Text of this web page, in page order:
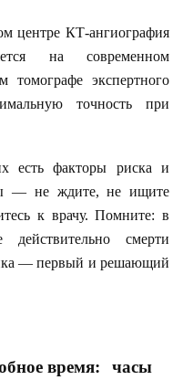
центре КТ-ангиография
на современном
томографе экспертного
точность при
есть факторы риска и
— не ждите, не ищите
к врачу. Помните: в
смерти
— первый и решающий
время: часы